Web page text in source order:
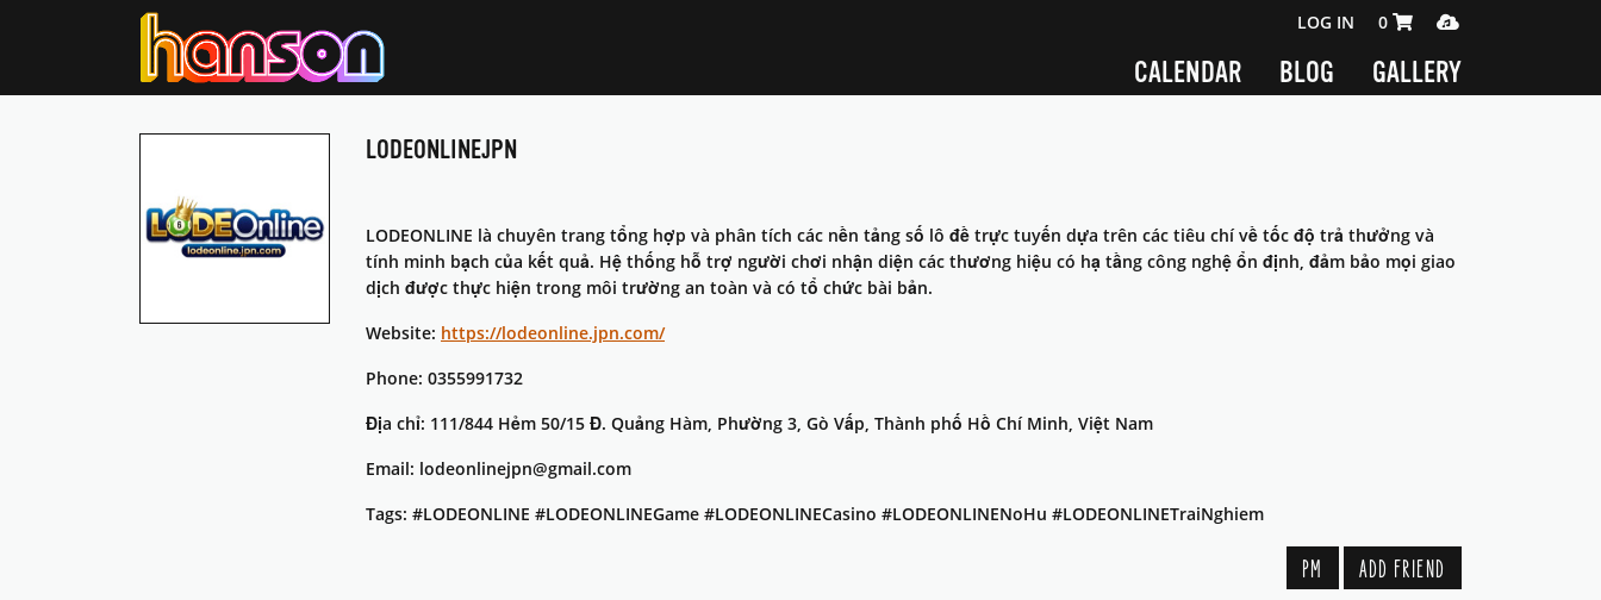
CALENDAR BLOG GALLERY
LOG IN SHOPPING CART 0 ITEMS
0 MEDIA PLAYER
LODEONLINEJPN
LODEONLINE là chuyên trang tổng hợp và phân tích các nền tảng số lô đề trực tuyến dựa trên các tiêu chí về tốc độ trả thưởng và
tính minh bạch của kết quả. Hệ thống hỗ trợ người chơi nhận diện các thương hiệu có hạ tầng công nghệ ổn định, đảm bảo mọi giao
dịch được thực hiện trong môi trường an toàn và có tổ chức bài bản.
Website: https://lodeonline.jpn.com/
Phone: 0355991732
Địa chỉ: 111/844 Hẻm 50/15 Đ. Quảng Hàm, Phường 3, Gò Vấp, Thành phố Hồ Chí Minh, Việt Nam
Email: lodeonlinejpn@gmail.com
Tags: #LODEONLINE #LODEONLINEGame #LODEONLINECasino #LODEONLINENoHu #LODEONLINETraiNghiem
PM ADD FRIEND